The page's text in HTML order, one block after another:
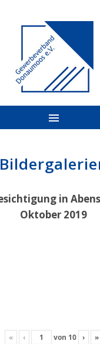
Oktober 2019
« ‹ von 10 › »